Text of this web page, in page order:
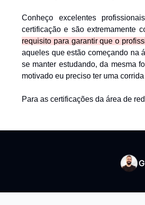
Conheço excelentes
certificação e são extremamente
requisito para garantir que o
aqueles que estão começando na
se manter estudando, da mesma
motivado eu preciso ter uma
Para as certificações da área de